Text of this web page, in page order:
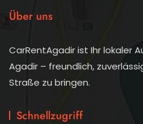
Über uns
CarRentAgadir ist Ihr lokaler
Agadir – freundlich,
Straße zu bringen.
Schnellzugriff